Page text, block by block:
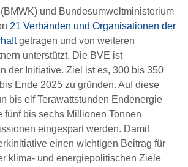
und Bundesumweltministerium
21 Verbänden und Organisationen der
getragen und von weiteren
unterstützt. Die BVE ist
der Initiative. Ziel ist es, 300 bis 350
Ende 2025 zu gründen. Auf diese
bis elf Terawattstunden Endenergie
fünf bis sechs Millionen Tonnen
eingespart werden. Damit
einen wichtigen Beitrag für
klima- und energiepolitischen Ziele